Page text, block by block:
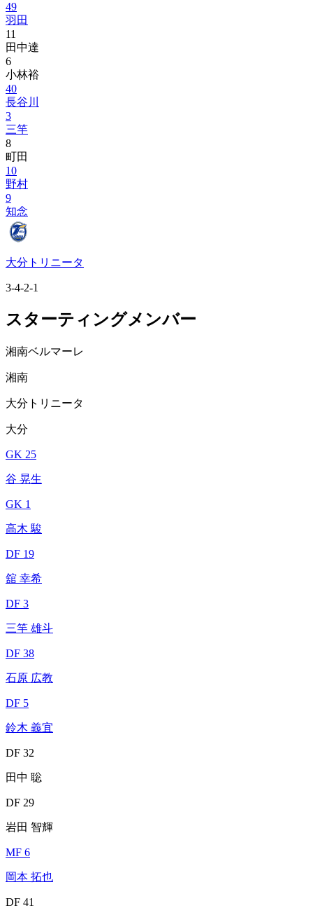
49
羽田
11
田中達
6
小林裕
40
長谷川
3
三竿
8
町田
10
野村
9
知念
大分トリニータ
3-4-2-1
スターティングメンバー
湘南ベルマーレ
湘南
大分トリニータ
大分
GK 25
谷 晃生
GK 1
高木 駿
DF 19
舘 幸希
DF 3
三竿 雄斗
DF 38
石原 広教
DF 5
鈴木 義宜
DF 32
田中 聡
DF 29
岩田 智輝
MF 6
岡本 拓也
DF 41